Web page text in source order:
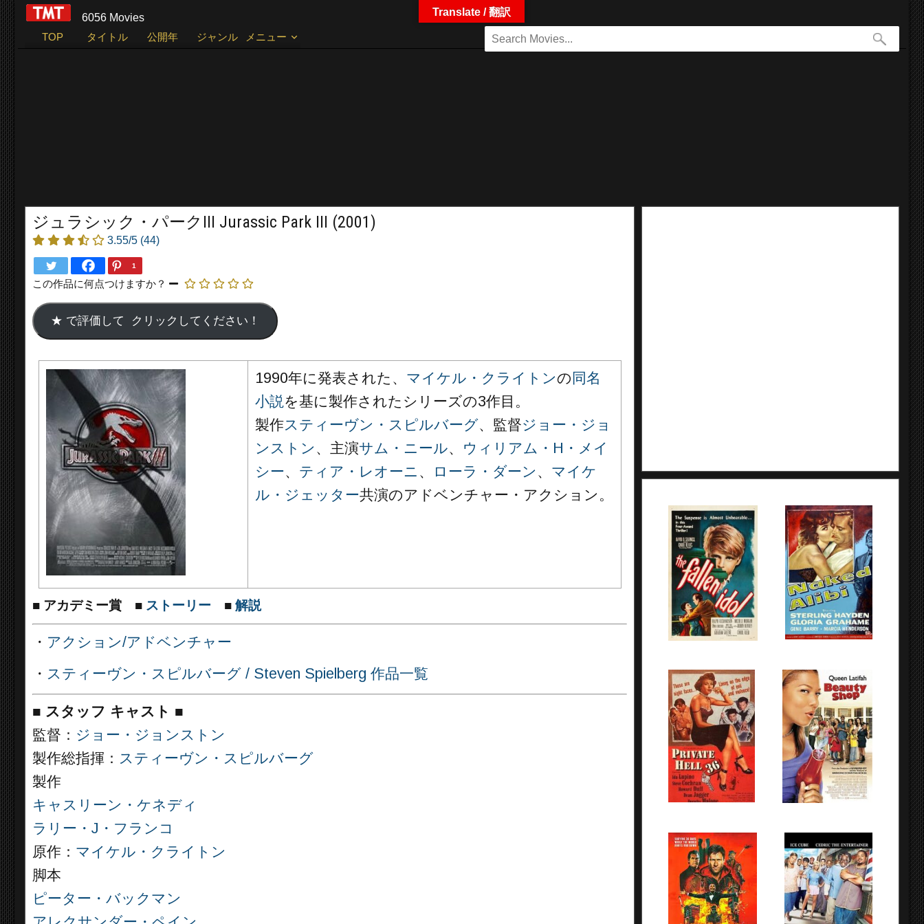
6056 Movies
TOP
タイトル 公開年 ジャンル メニュー
ジュラシック・パークIII Jurassic Park III (2001)
3.55/5 (44)
1
この作品に何点つけますか？
1990年に発表された、 マイケル・クライトンの 同名
小説を基に製作されたシリーズの3作目。
製作スティーヴン・スピルバーグ、監督ジョー・ジョ
ンストン 、主演サム・ニール、 ウィリアム・H・メイ
シー、 ティア・レオーニ 、 ローラ・ダーン 、 マイケ
ル・ジェッター共演のアドベンチャー・アクション。
■ アカデミー賞 ■ ストーリー ■ 解説
・ アクション/アドベンチャー
・ スティーヴン・スピルバーグ / Steven Spielberg 作品一覧
■ スタッフ キャスト ■
監督： ジョー・ジョンストン
製作総指揮： スティーヴン・スピルバーグ
製作
キャスリーン・ケネディ
ラリー・J・フランコ
原作： マイケル・クライトン
脚本
ピーター・バックマン
Translate / 翻訳